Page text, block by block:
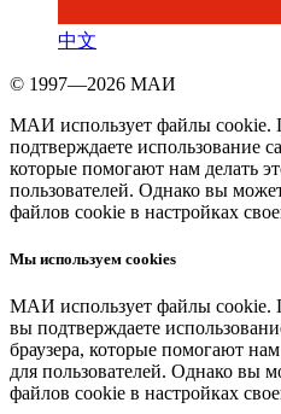
中文
© 1997—2026 МАИ
МАИ использует файлы cookie.
подтверждаете использование
которые помогают нам делать
пользователей. Однако вы
файлов cookie в настройках
Мы используем cookies
МАИ использует файлы cookie.
вы подтверждаете
браузера, которые помогают нам
для пользователей. Однако вы
файлов cookie в настройках